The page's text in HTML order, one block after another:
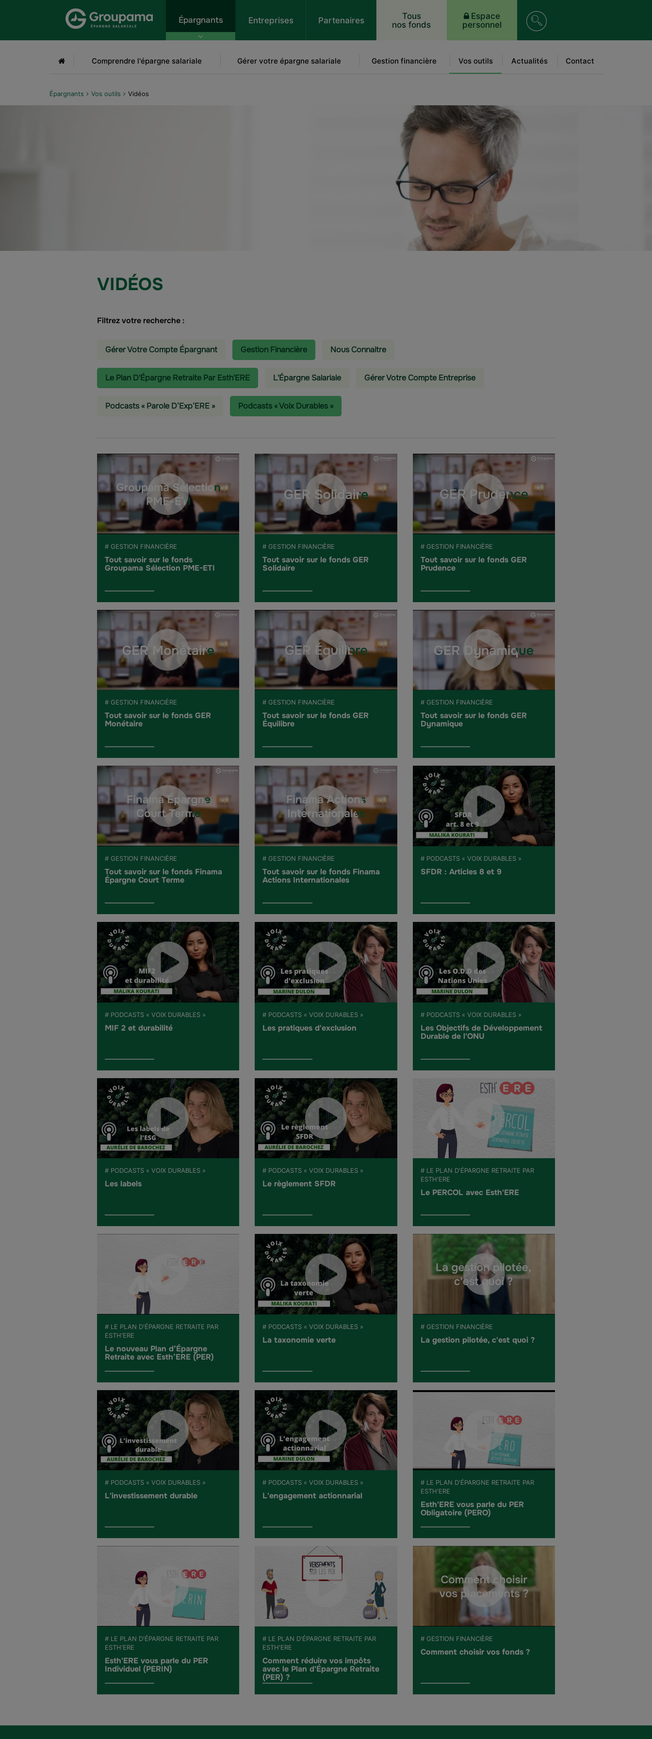
Aller au menu Aller à la recherche
Épargnants
Accueil Comprendre l'épargne salariale Gérer votre épargne salariale Gestion financière Vos outils Actualités Contact
Entreprises Partenaires
Tous
nos fonds
Espace
personnel
sur
le
Épargnants Vos outils Vidéos
VIDÉOS
Filtrez votre recherche :
Gérer Votre Compte Épargnant Gestion Financière Nous Connaitre
Le Plan D'Épargne Retraite Par Esth'ERE L'épargne Salariale Gérer Votre Compte Entreprise
Podcasts « Parole D’Exp’ERE » Podcasts « Voix Durables »
# GESTION FINANCIÈRE
Tout savoir sur le fonds
Groupama Sélection PME-ETI
# GESTION FINANCIÈRE
Tout savoir sur le fonds GER
Solidaire
# GESTION FINANCIÈRE
Tout savoir sur le fonds GER
Prudence
# GESTION FINANCIÈRE
Tout savoir sur le fonds GER
Monétaire
# GESTION FINANCIÈRE
Tout savoir sur le fonds GER
Équilibre
# GESTION FINANCIÈRE
Tout savoir sur le fonds GER
Dynamique
# GESTION FINANCIÈRE
Tout savoir sur le fonds Finama
Épargne Court Terme
# GESTION FINANCIÈRE
Tout savoir sur le fonds Finama
Actions Internationales
# PODCASTS « VOIX DURABLES »
SFDR : Articles 8 et 9
# PODCASTS « VOIX DURABLES »
MIF 2 et durabilité
# PODCASTS « VOIX DURABLES »
Les pratiques d'exclusion
# PODCASTS « VOIX DURABLES »
Les Objectifs de Développement
Durable de l'ONU
# PODCASTS « VOIX DURABLES »
Les labels
# PODCASTS « VOIX DURABLES »
Le règlement SFDR
# LE PLAN D'ÉPARGNE RETRAITE PAR
ESTH'ERE
Le PERCOL avec Esth'ERE
# LE PLAN D'ÉPARGNE RETRAITE PAR
ESTH'ERE
Le nouveau Plan d’Épargne
Retraite avec Esth’ERE (PER)
# PODCASTS « VOIX DURABLES »
La taxonomie verte
# GESTION FINANCIÈRE
La gestion pilotée, c'est quoi ?
# PODCASTS « VOIX DURABLES »
L'investissement durable
# PODCASTS « VOIX DURABLES »
L'engagement actionnarial
# LE PLAN D'ÉPARGNE RETRAITE PAR
ESTH'ERE
Esth'ERE vous parle du PER
Obligatoire (PERO)
# LE PLAN D'ÉPARGNE RETRAITE PAR
ESTH'ERE
Esth'ERE vous parle du PER
Individuel (PERIN)
# LE PLAN D'ÉPARGNE RETRAITE PAR
ESTH'ERE
Comment réduire vos impôts
avec le Plan d'Épargne Retraite
(PER) ?
# GESTION FINANCIÈRE
Comment choisir vos fonds ?